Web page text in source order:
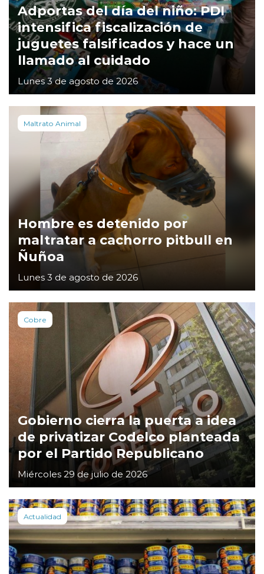
Adportas del día del niño: PDI
intensifica fiscalización de
juguetes falsificados y hace un
llamado al cuidado
Lunes 3 de agosto de 2026
Maltrato Animal
Hombre es detenido por
maltratar a cachorro pitbull en
Ñuñoa
Lunes 3 de agosto de 2026
Cobre
Gobierno cierra la puerta a idea
de privatizar Codelco planteada
por el Partido Republicano
Miércoles 29 de julio de 2026
Actualidad